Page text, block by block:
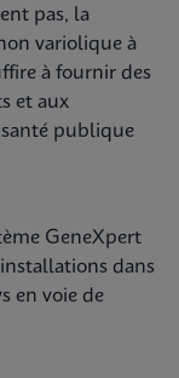
pas, la
variolique à
à fournir des
et aux
santé publique
GeneXpert
dans
en voie de